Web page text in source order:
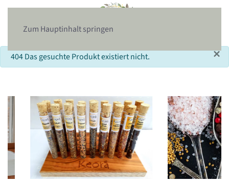
Zum Hauptinhalt springen
×
info
404 Das gesuchte Produkt existiert nicht.